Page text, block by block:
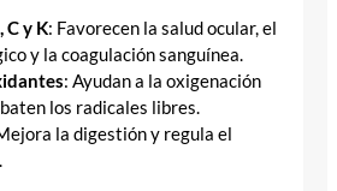
C y K: Favorecen la salud ocular, el
y la coagulación sanguínea.
: Ayudan a la oxigenación
los radicales libres.
la digestión y regula el